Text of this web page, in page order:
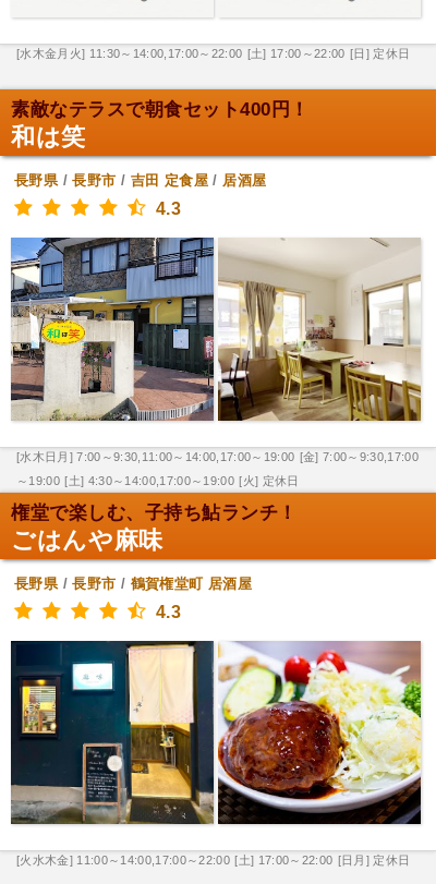
[水木金月火] 11:30～14:00,17:00～22:00 [土] 17:00～22:00 [日] 定休日
素敵なテラスで朝食セット400円！
和は笑
長野県/長野市 / 吉田 定食屋 / 居酒屋
4.3
[水木日月] 7:00～9:30,11:00～14:00,17:00～19:00 [金] 7:00～9:30,17:00
～19:00 [土] 4:30～14:00,17:00～19:00 [火] 定休日
権堂で楽しむ、子持ち鮎ランチ！
ごはんや麻味
長野県/長野市 / 鶴賀権堂町 居酒屋
4.3
[火水木金] 11:00～14:00,17:00～22:00 [土] 17:00～22:00 [日月] 定休日